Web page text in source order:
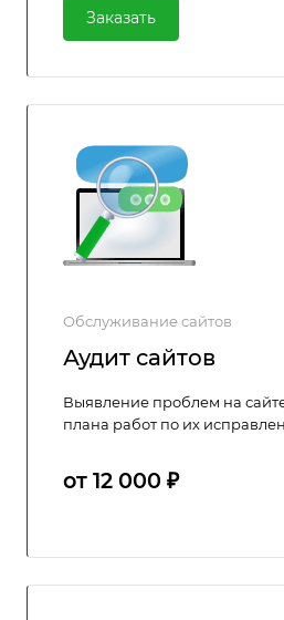
Заказать
Обслуживание сайтов
Аудит сайтов
Выявление проблем на
плана работ по их
от 12 000 ₽